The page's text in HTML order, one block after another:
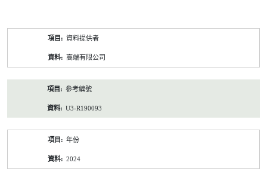
資料提供者
高端有限公司
參考編號
U3-R190093
年份
2024